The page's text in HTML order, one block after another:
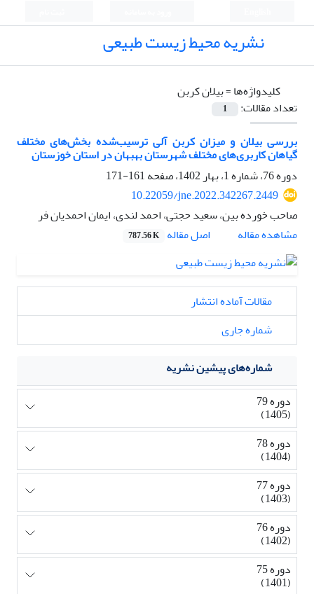
نشریه محیط زیست طبیعی
کلیدواژه‌ها =بیلان کربن
تعداد مقالات:
1
بررسی بیلان و میزان کربن آلی ترسیب‌شده بخش‌های مختلف
گیاهان کاربری‌های مختلف شهرستان بهبهان در استان خوزستان
دوره 76، شماره 1، بهار 1402، صفحه
161-171
10.22059/jne.2022.342267.2449
صاحب خورده بین، سعید حجتی، احمد لندی، ایمان احمدیان فر
مشاهده مقاله
اصل مقاله 787.56 K
مقالات آماده انتشار
شماره جاری
شماره‌های پیشین نشریه
دوره 79
(1405)
دوره 78
(1404)
دوره 77
(1403)
دوره 76
(1402)
دوره 75
(1401)